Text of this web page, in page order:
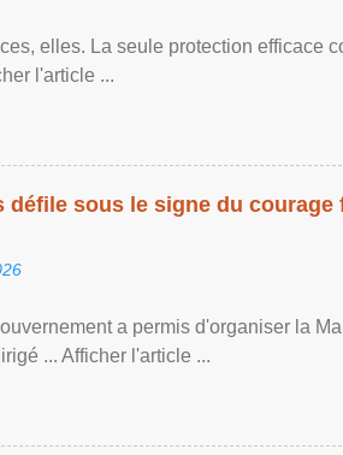
elles. La seule protection efficace
l'article ...
sous le signe du courage
a permis d'organiser la
... Afficher l'article ...